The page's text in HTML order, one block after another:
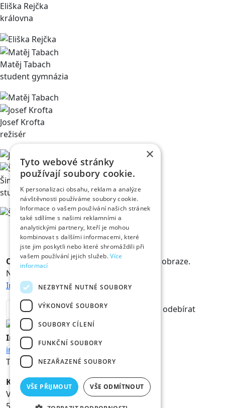
Eliška Rejčka
královna
Matěj Tabach
student gymnázia
Josef Krofta
režisér
Šimon Chvátil
student medicíny
Odběr novinekKrálové a Královny jsou v obraze.
Novinky vám rádi doručíme na mail.
Informace o zpracování osobních údajů
odebírat
Informace
info@hk800.cz
T:
+420 734 561 247
Kancelář oslav
Velké náměstí 1/3
×
Tyto webové stránky
používají soubory cookie.
K personalizaci obsahu, reklam a analýze
návštěvnosti používáme soubory cookie.
Informace o vašem používání našich stránek
také sdílíme s našimi reklamními a
analytickými partnery, kteří je mohou
kombinovat s dalšími informacemi, které
jste jim poskytli nebo které shromáždili při
vašem používání jejich služeb.Více
informací
NEZBYTNĚ NUTNÉ SOUBORY
VÝKONOVÉ SOUBORY
SOUBORY CÍLENÍ
FUNKČNÍ SOUBORY
NEZAŘAZENÉ SOUBORY
VŠE PŘIJMOUT VŠE ODMÍTNOUT